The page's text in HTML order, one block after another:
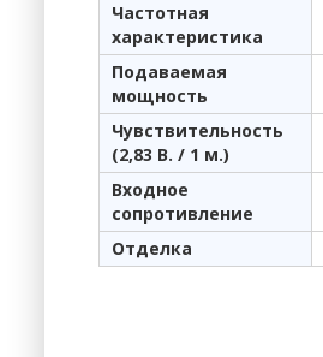
Частотная
характеристика
Подаваемая
мощность
Чувствительность
(2,83 В. / 1 м.)
Входное
сопротивление
Отделка